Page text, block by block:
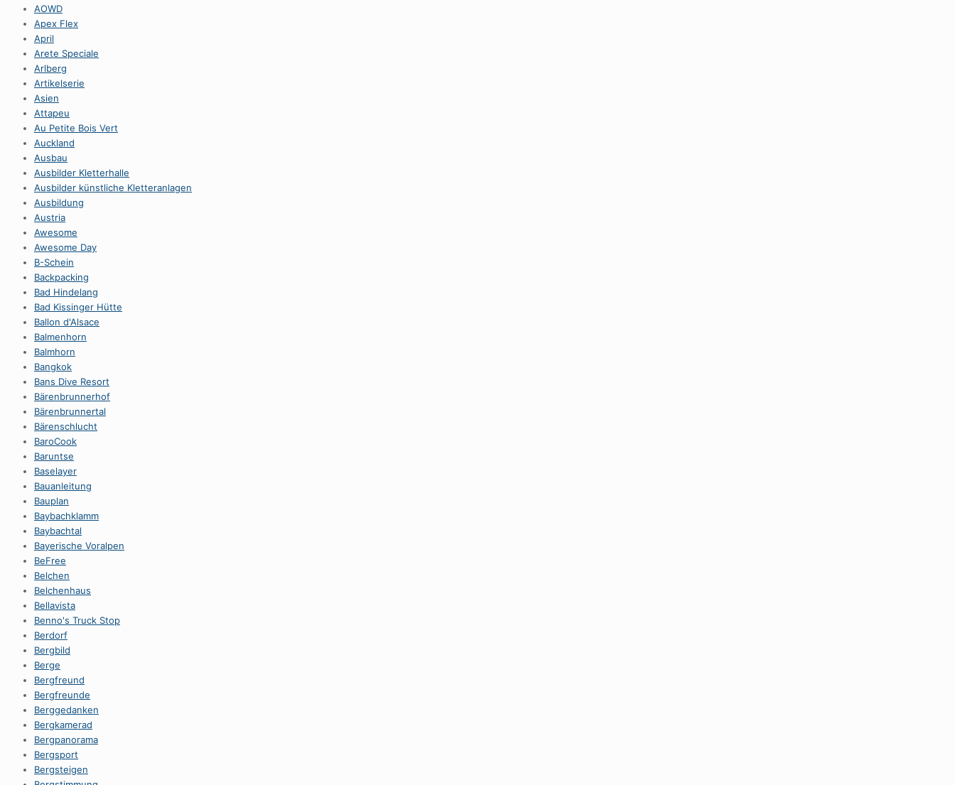
AOWD
Apex Flex
April
Arete Speciale
Arlberg
Artikelserie
Asien
Attapeu
Au Petite Bois Vert
Auckland
Ausbau
Ausbilder Kletterhalle
Ausbilder künstliche Kletteranlagen
Ausbildung
Austria
Awesome
Awesome Day
B-Schein
Backpacking
Bad Hindelang
Bad Kissinger Hütte
Ballon d'Alsace
Balmenhorn
Balmhorn
Bangkok
Bans Dive Resort
Bärenbrunnerhof
Bärenbrunnertal
Bärenschlucht
BaroCook
Baruntse
Baselayer
Bauanleitung
Bauplan
Baybachklamm
Baybachtal
Bayerische Voralpen
BeFree
Belchen
Belchenhaus
Bellavista
Benno's Truck Stop
Berdorf
Bergbild
Berge
Bergfreund
Bergfreunde
Berggedanken
Bergkamerad
Bergpanorama
Bergsport
Bergsteigen